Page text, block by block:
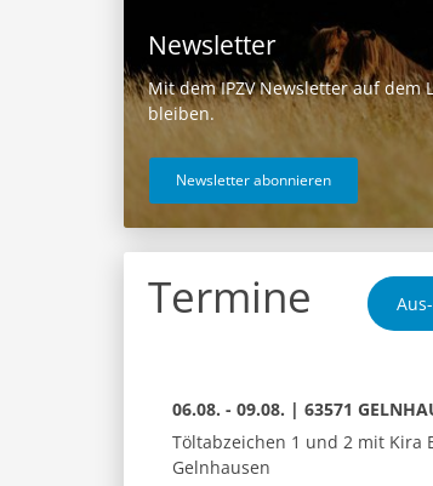
Newsletter
Mit dem IPZV Newsletter auf dem
bleiben.
Newsletter abonnieren
Termine
06.08. - 09.08. | 63571
Töltabzeichen 1 und 2 mit Kira
Gelnhausen